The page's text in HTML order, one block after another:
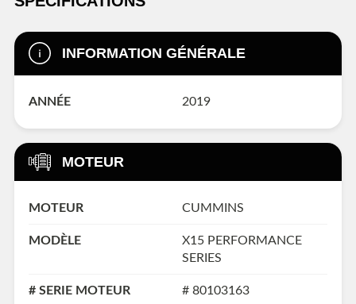
INFORMATION GÉNÉRALE
ANNÉE 2019
MOTEUR
MOTEUR CUMMINS
MODÈLE
X15 PERFORMANCE
SERIES
# SERIE MOTEUR # 80103163